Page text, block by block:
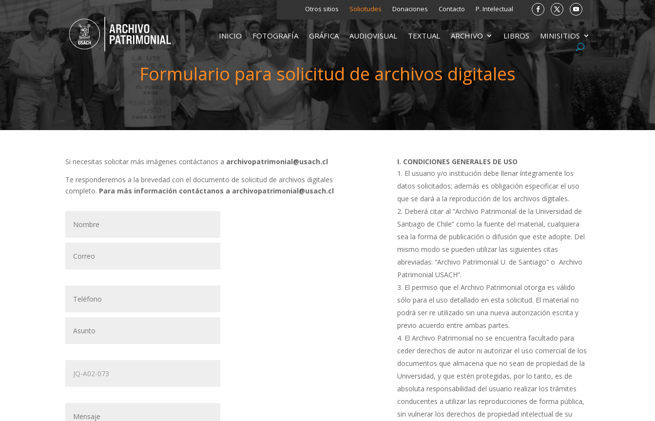
Otros sitios Solicitudes Donaciones Contacto P. Intelectual
INICIO FOTOGRAFÍA GRÁFICA AUDIOVISUAL TEXTUAL ARCHIVO LIBROS MINISITIOS
Formulario para solicitud de archivos digitales
Si necesitas solicitar más imágenes contáctanos a archivopatrimonial@usach.cl
Te responderemos a la brevedad con el documento de solicitud de archivos digitales
completo. Para más información contáctanos a archivopatrimonial@usach.cl
I. CONDICIONES GENERALES DE USO
El usuario y/o institución debe llenar íntegramente los
datos solicitados; además es obligación especificar el uso
que se dará a la reproducción de los archivos digitales.
Deberá citar al “Archivo Patrimonial de la Universidad de
Santiago de Chile” como la fuente del material, cualquiera
sea la forma de publicación o difusión que este adopte. Del
mismo modo se pueden utilizar las siguientes citas
abreviadas: “Archivo Patrimonial U. de Santiago” o Archivo
Patrimonial USACH”.
El permiso que el Archivo Patrimonial otorga es válido
sólo para el uso detallado en esta solicitud. El material no
podrá ser re utilizado sin una nueva autorización escrita y
previo acuerdo entre ambas partes.
El Archivo Patrimonial no se encuentra facultado para
ceder derechos de autor ni autorizar el uso comercial de los
documentos que almacena que no sean de propiedad de la
Universidad, y que estén protegidas, por lo tanto, es de
absoluta responsabilidad del usuario realizar los trámites
conducentes a utilizar las reproducciones de forma pública,
sin vulnerar los derechos de propiedad intelectual de su